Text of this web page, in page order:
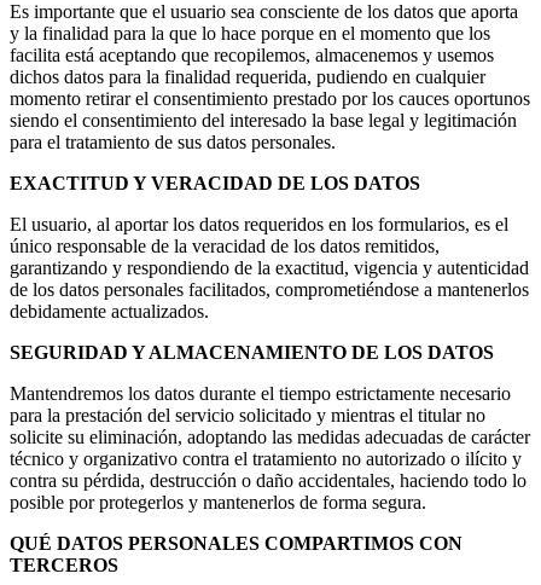
Es importante que el usuario sea consciente de los datos que aporta
y la finalidad para la que lo hace porque en el momento que los
facilita está aceptando que recopilemos, almacenemos y usemos
dichos datos para la finalidad requerida, pudiendo en cualquier
momento retirar el consentimiento prestado por los cauces oportunos
siendo el consentimiento del interesado la base legal y legitimación
para el tratamiento de sus datos personales.
EXACTITUD Y VERACIDAD DE LOS DATOS
El usuario, al aportar los datos requeridos en los formularios, es el
único responsable de la veracidad de los datos remitidos,
garantizando y respondiendo de la exactitud, vigencia y autenticidad
de los datos personales facilitados, comprometiéndose a mantenerlos
debidamente actualizados.
SEGURIDAD Y ALMACENAMIENTO DE LOS DATOS
Mantendremos los datos durante el tiempo estrictamente necesario
para la prestación del servicio solicitado y mientras el titular no
solicite su eliminación, adoptando las medidas adecuadas de carácter
técnico y organizativo contra el tratamiento no autorizado o ilícito y
contra su pérdida, destrucción o daño accidentales, haciendo todo lo
posible por protegerlos y mantenerlos de forma segura.
QUÉ DATOS PERSONALES COMPARTIMOS CON
TERCEROS